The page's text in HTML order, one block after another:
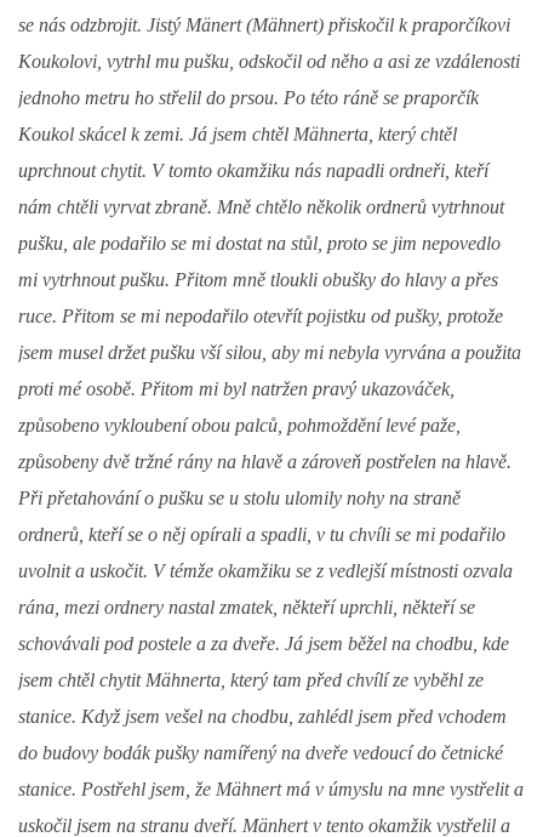
se nás odzbrojit. Jistý Mänert (Mähnert) přiskočil k praporčíkovi
Koukolovi, vytrhl mu pušku, odskočil od něho a asi ze vzdálenosti
jednoho metru ho střelil do prsou. Po této ráně se praporčík
Koukol skácel k zemi. Já jsem chtěl Mähnerta, který chtěl
uprchnout chytit. V tomto okamžiku nás napadli ordneři, kteří
nám chtěli vyrvat zbraně. Mně chtělo několik ordnerů vytrhnout
pušku, ale podařilo se mi dostat na stůl, proto se jim nepovedlo
mi vytrhnout pušku. Přitom mně tloukli obušky do hlavy a přes
ruce. Přitom se mi nepodařilo otevřít pojistku od pušky, protože
jsem musel držet pušku vší silou, aby mi nebyla vyrvána a použita
proti mé osobě. Přitom mi byl natržen pravý ukazováček,
způsobeno vykloubení obou palců, pohmoždění levé paže,
způsobeny dvě tržné rány na hlavě a zároveň postřelen na hlavě.
Při přetahování o pušku se u stolu ulomily nohy na straně
ordnerů, kteří se o něj opírali a spadli, v tu chvíli se mi podařilo
uvolnit a uskočit. V témže okamžiku se z vedlejší místnosti ozvala
rána, mezi ordnery nastal zmatek, někteří uprchli, někteří se
schovávali pod postele a za dveře. Já jsem běžel na chodbu, kde
jsem chtěl chytit Mähnerta, který tam před chvílí ze vyběhl ze
stanice. Když jsem vešel na chodbu, zahlédl jsem před vchodem
do budovy bodák pušky namířený na dveře vedoucí do četnické
stanice. Postřehl jsem, že Mähnert má v úmyslu na mne vystřelit a
uskočil jsem na stranu dveří. Mänhert v tento okamžik vystřelil a